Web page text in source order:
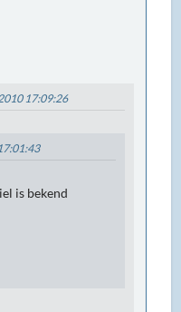
17:09:26
is bekend